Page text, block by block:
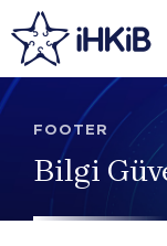
FOOTER
Bilgi